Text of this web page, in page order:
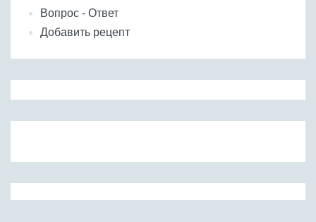
Вопрос - Ответ
Добавить рецепт